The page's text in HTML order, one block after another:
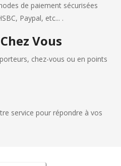
de paiement sécurisées
Paypal, etc... .
Vous
chez-vous ou en points
service pour répondre à vos